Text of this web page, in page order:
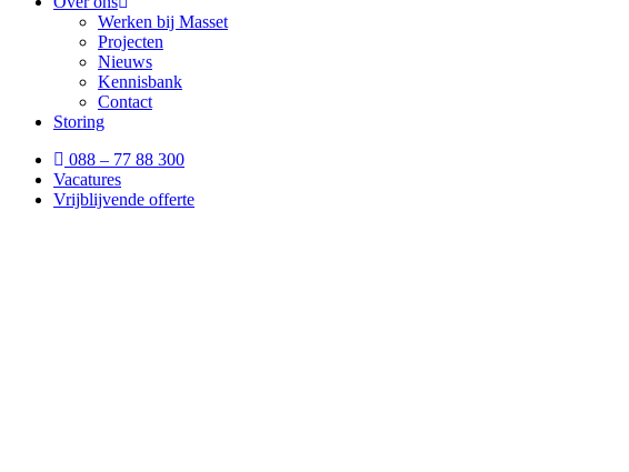
Werken bij Masset
Projecten
Nieuws
Kennisbank
Contact
Storing
088 – 77 88 300
Vacatures
Vrijblijvende offerte